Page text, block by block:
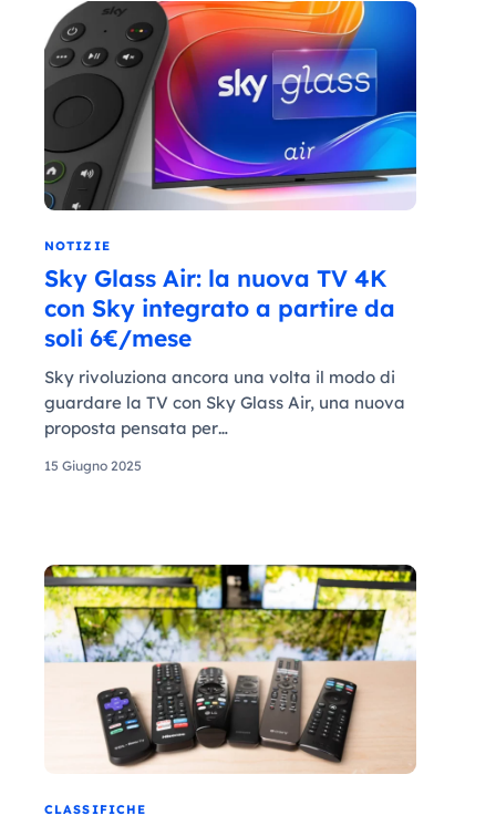
NOTIZIE
Sky Glass Air: la nuova TV 4K
con Sky integrato a partire da
soli 6€/mese
Sky rivoluziona ancora una volta il modo di
guardare la TV con Sky Glass Air, una nuova
proposta pensata per…
15 Giugno 2025
CLASSIFICHE